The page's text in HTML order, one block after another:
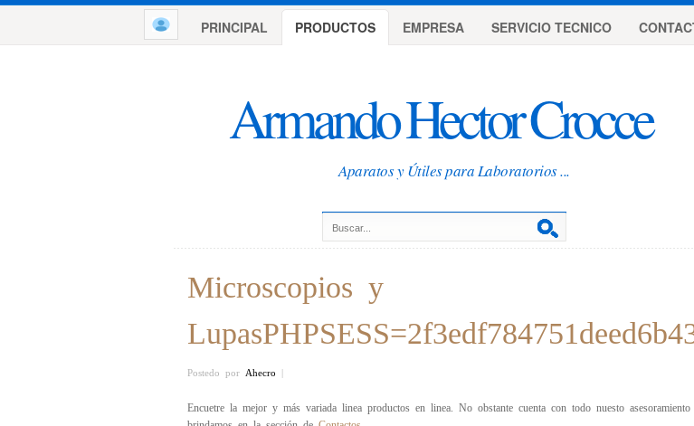
Armando Hector Crocce
Aparatos y Útiles para Laboratorios ...
PRINCIPAL PRODUCTOS EMPRESA SERVICIO TECNICO
Microscopios y
Postedo por Ahecro |
Encuetre la mejor y más variada linea productos en linea. No obstante cuenta con todo nuesto